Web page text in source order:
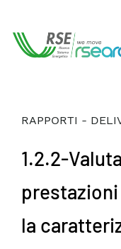
RAPPORTI -
1.2.2-
prestazioni
la